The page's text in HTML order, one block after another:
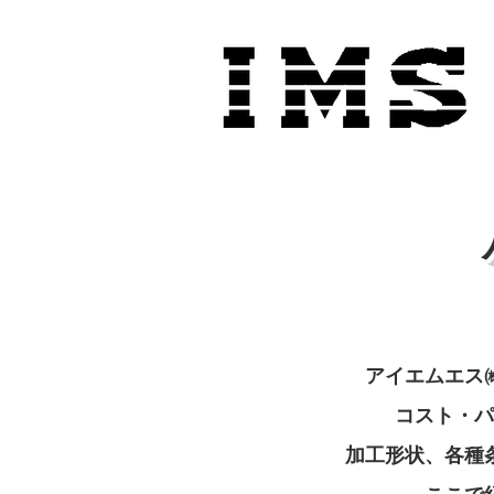
アイエムエス
コスト・
加工形状、各種